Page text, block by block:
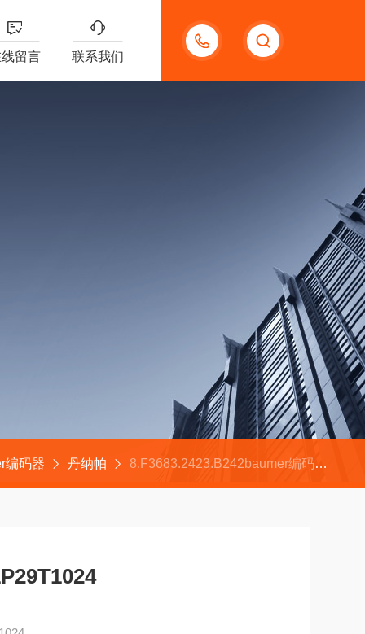
18621312427
留言 联系我们
编码器 丹纳帕 8.F3683.2423.B242baumer编码器HMG11P29T1024